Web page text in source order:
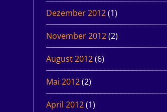
Dezember 2012(1)
November 2012(2)
August 2012(6)
Mai 2012(2)
April 2012(1)